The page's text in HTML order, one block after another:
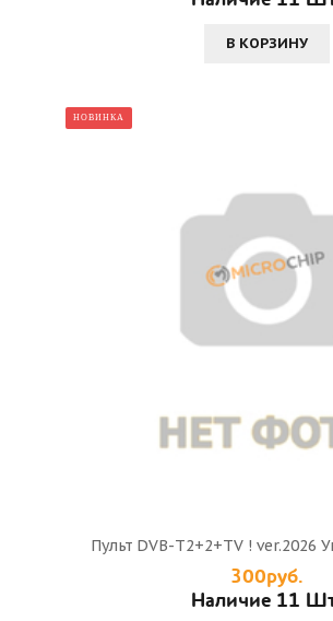
В КОРЗИНУ
НОВИНКА
Пульт DVB-T2+2+TV ! ver.2026
300руб.
Наличие 11